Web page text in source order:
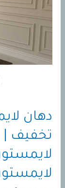
تخفيف |
لايمستون